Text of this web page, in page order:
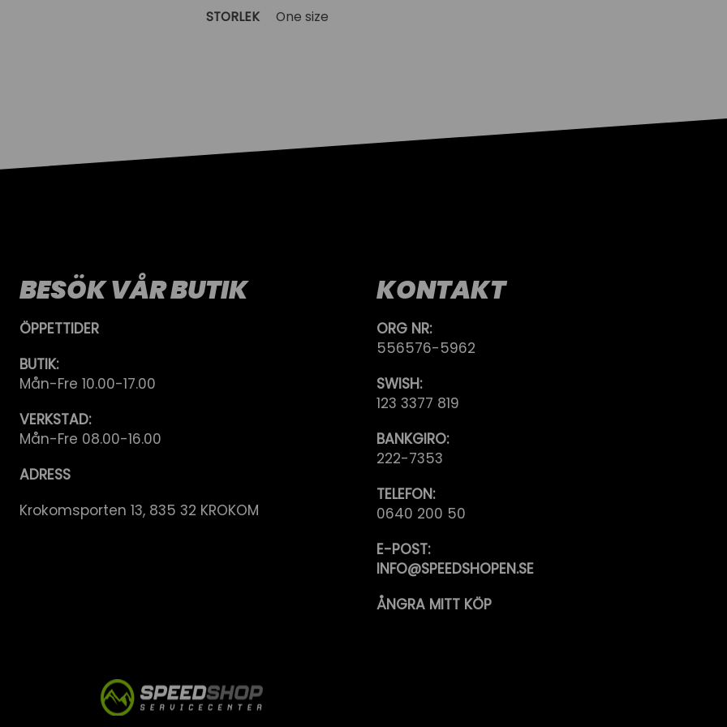
STORLEK One size
BESÖK VÅR BUTIK
ÖPPETTIDER
BUTIK:
Mån-Fre 10.00-17.00
VERKSTAD:
Mån-Fre 08.00-16.00
ADRESS
Krokomsporten 13, 835 32 KROKOM
KONTAKT
ORG NR:
556576-5962
SWISH:
123 3377 819
BANKGIRO:
222-7353
TELEFON:
0640 200 50
E-POST:
INFO@SPEEDSHOPEN.SE
ÅNGRA MITT KÖP